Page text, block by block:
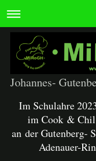
Johannes-
Im Schulahre
im Cook &
an der Gutenberg-
Adenauer-